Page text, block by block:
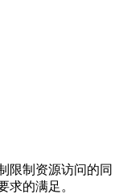
限制资源访问的同
求的满足。